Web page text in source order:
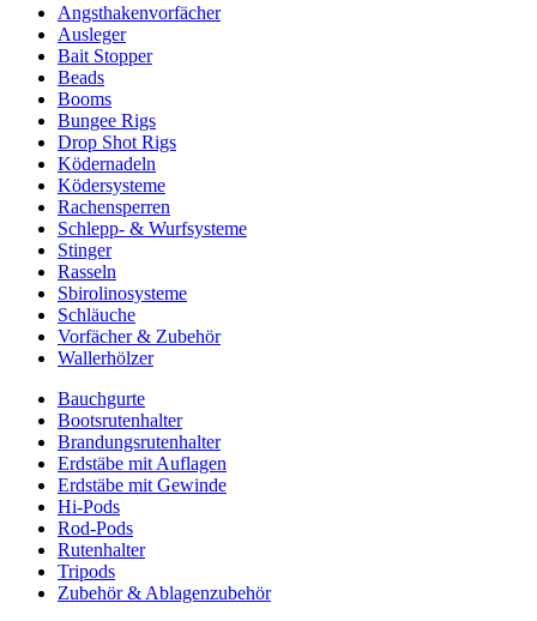
Angsthakenvorfächer
Ausleger
Bait Stopper
Beads
Booms
Bungee Rigs
Drop Shot Rigs
Ködernadeln
Ködersysteme
Rachensperren
Schlepp- & Wurfsysteme
Stinger
Rasseln
Sbirolinosysteme
Schläuche
Vorfächer & Zubehör
Wallerhölzer
Bauchgurte
Bootsrutenhalter
Brandungsrutenhalter
Erdstäbe mit Auflagen
Erdstäbe mit Gewinde
Hi-Pods
Rod-Pods
Rutenhalter
Tripods
Zubehör & Ablagenzubehör